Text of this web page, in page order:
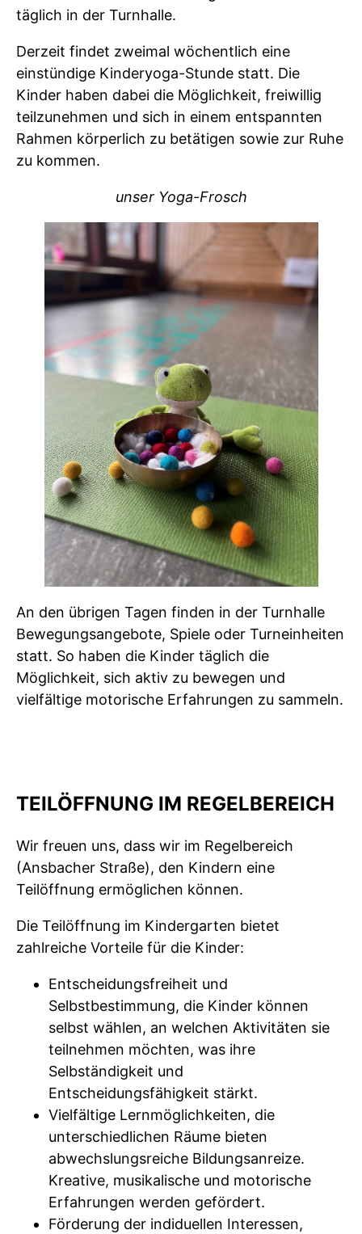
täglich in der Turnhalle.
Derzeit findet zweimal wöchentlich eine
einstündige Kinderyoga-Stunde statt. Die
Kinder haben dabei die Möglichkeit, freiwillig
teilzunehmen und sich in einem entspannten
Rahmen körperlich zu betätigen sowie zur Ruhe
zu kommen.
unser Yoga-Frosch
An den übrigen Tagen finden in der Turnhalle
Bewegungsangebote, Spiele oder Turneinheiten
statt. So haben die Kinder täglich die
Möglichkeit, sich aktiv zu bewegen und
vielfältige motorische Erfahrungen zu sammeln.
TEILÖFFNUNG IM REGELBEREICH
Wir freuen uns, dass wir im Regelbereich
(Ansbacher Straße), den Kindern eine
Teilöffnung ermöglichen können.
Die Teilöffnung im Kindergarten bietet
zahlreiche Vorteile für die Kinder:
Entscheidungsfreiheit und
Selbstbestimmung, die Kinder können
selbst wählen, an welchen Aktivitäten sie
teilnehmen möchten, was ihre
Selbständigkeit und
Entscheidungsfähigkeit stärkt.
Vielfältige Lernmöglichkeiten, die
unterschiedlichen Räume bieten
abwechslungsreiche Bildungsanreize.
Kreative, musikalische und motorische
Erfahrungen werden gefördert.
Förderung der indiduellen Interessen,